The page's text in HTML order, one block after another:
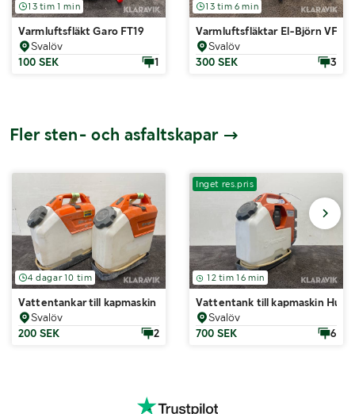
13 tim 1 min
Varmluftsfläkt Garo FT19
Svalöv
100 SEK
1
13 tim 6 min
Varmluftsfläktar El-Björn VF21A
Svalöv
300 SEK
3
Fler sten- och asfaltskapar
4 dagar 10 tim
Vattentankar till kapmaskin Husqvarna WT15
Svalöv
200 SEK
2
Inget res.pris
12 tim 16 min
Vattentank till kapmaskin
Svalöv
700 SEK
6